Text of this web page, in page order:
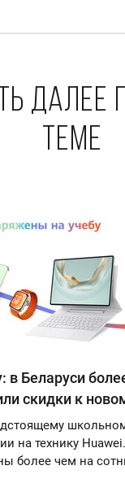
далее
теме
в Беларуси
скидки к
на технику
более чем на